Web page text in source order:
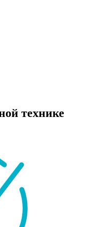
технике